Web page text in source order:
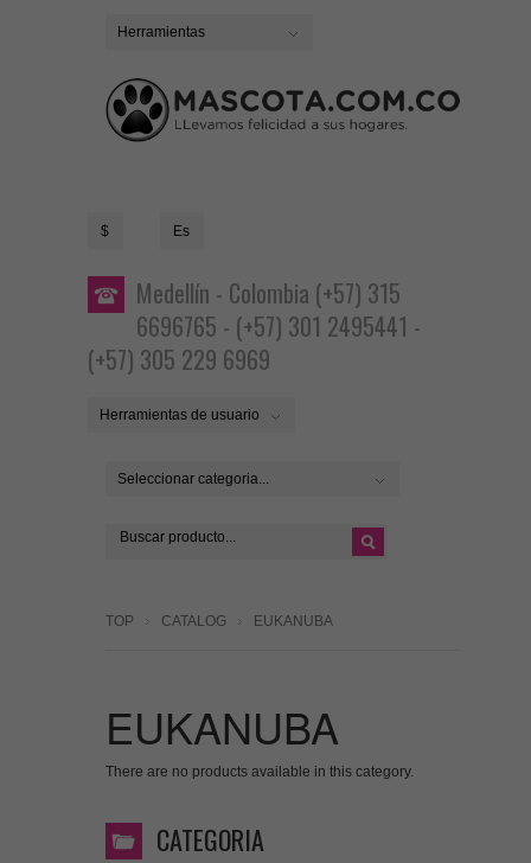
Herramientas
$ Es
Medellín - Colombia (+57) 315
6696765 - (+57) 301 2495441 -
(+57) 305 229 6969
Herramientas de usuario
Seleccionar categoria...
TOP CATALOG EUKANUBA
EUKANUBA
There are no products available in this category.
CATEGORIA